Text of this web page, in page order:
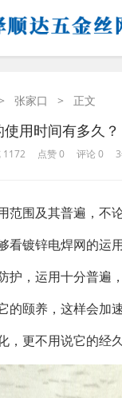
张家口 > 正文
用时间有多久？
1172 点赞 0 评论 0
范围及其普遍，不
看镀锌电焊网的运
护，运用十分普遍
的颐养，这样会加
，更不用说它的经